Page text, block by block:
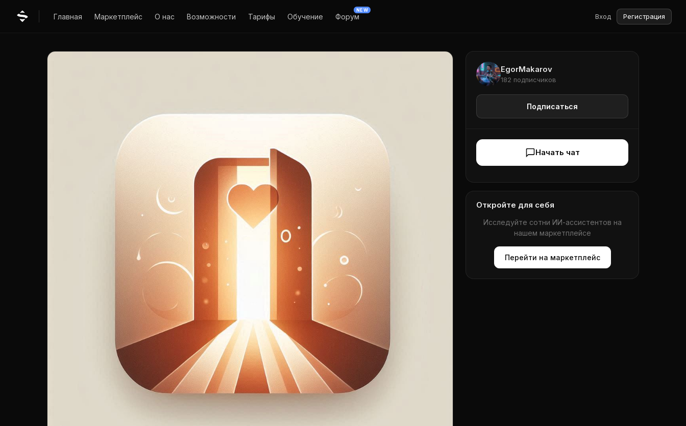
Главная Маркетплейс О нас Возможности Тарифы Обучение Форум
NEW
Вход Регистрация
EgorMakarov
182 подписчиков
Подписаться
Начать чат
Откройте для себя
Исследуйте сотни ИИ-ассистентов на
нашем маркетплейсе
Перейти на маркетплейс